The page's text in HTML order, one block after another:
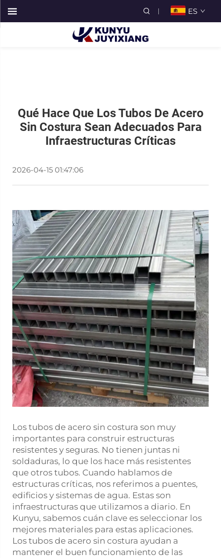
ES
Qué Hace Que Los Tubos De Acero
Sin Costura Sean Adecuados Para
Infraestructuras Críticas
2026-04-15 01:47:06
Los tubos de acero sin costura son muy
importantes para construir estructuras
resistentes y seguras. No tienen juntas ni
soldaduras, lo que los hace más resistentes
que otros tubos. Cuando hablamos de
estructuras críticas, nos referimos a puentes,
edificios y sistemas de agua. Estas son
infraestructuras que utilizamos a diario. En
Kunyu, sabemos cuán clave es seleccionar los
mejores materiales para estas aplicaciones.
Los tubos de acero sin costura ayudan a
mantener el buen funcionamiento de las